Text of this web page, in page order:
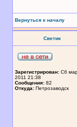
Вернуться к началу
Светик
Зарегистрирован: Сб
2011 21:38
Сообщения: 82
Откуда: Петрозаводск